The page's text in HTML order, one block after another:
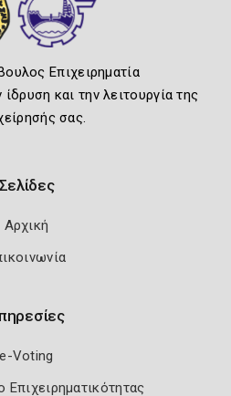
Επιχειρηματία
και την λειτουργία της
σας.
Σελίδες
Αρχική
e-Voting
Επιχειρηματικότητας